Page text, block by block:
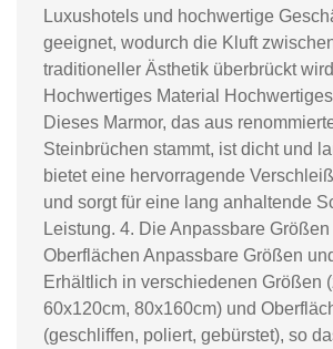
Luxushotels und hochwertige
geeignet, wodurch die Kluft
traditioneller Ästhetik überbrückt
Hochwertiges Material Hochwertiges
Dieses Marmor, das aus
Steinbrüchen stammt, ist dicht und
bietet eine hervorragende
und sorgt für eine lang anhaltende
Leistung. 4. Die Anpassbare Größen
Oberflächen Anpassbare Größen
Erhältlich in verschiedenen Größen
60x120cm, 80x160cm) und
(geschliffen, poliert, gebürstet), so